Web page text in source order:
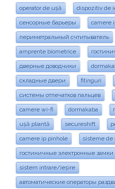
operator de ușă dispozitiv de
сенсорные барьеры camere
периметральный счтитыватель
amprente biometrice
дверные доводчики
складные двери fitinguri
системы отпечатков пальцев
camere wi-fi dormakaba
ușă pliantă secureshift
camere ip pinhole sisteme de
гостиничные электронные замки
sistem intrare/ieșire
автоматические операторы